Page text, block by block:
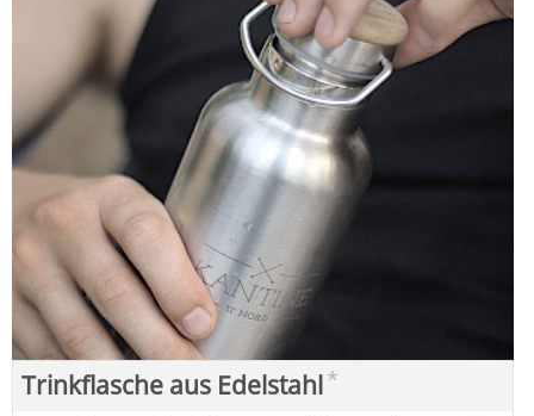
Trinkflasche aus Edelstahl*